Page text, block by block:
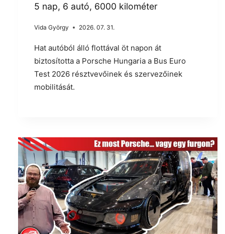
5 nap, 6 autó, 6000 kilométer
Vida György 2026. 07. 31.
Hat autóból álló flottával öt napon át
biztosította a Porsche Hungaria a Bus Euro
Test 2026 résztvevőinek és szervezőinek
mobilitását.